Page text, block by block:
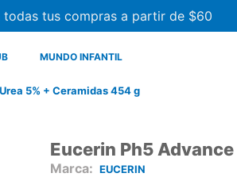
todas tus compras a partir de $60
MUNDO INFANTIL
5% + Ceramidas 454 g
Eucerin Ph5
EUCERIN